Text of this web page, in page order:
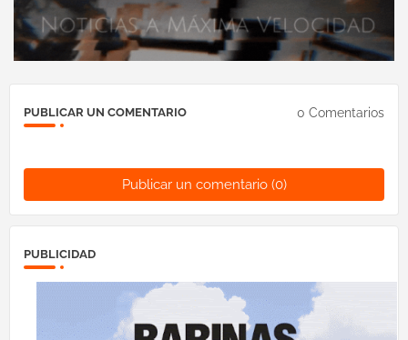
PUBLICAR UN COMENTARIO 0 Comentarios
Publicar un comentario (0)
PUBLICIDAD